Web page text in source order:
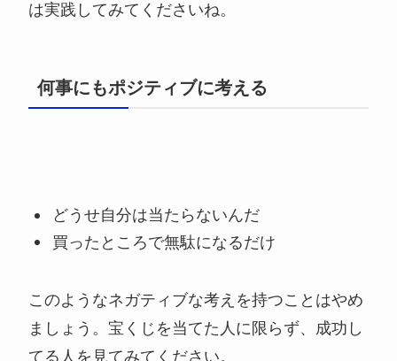
は実践してみてくださいね。
何事にもポジティブに考える
どうせ自分は当たらないんだ
買ったところで無駄になるだけ
このようなネガティブな考えを持つことはやめ
ましょう。宝くじを当てた人に限らず、成功し
てる人を見てみてください。